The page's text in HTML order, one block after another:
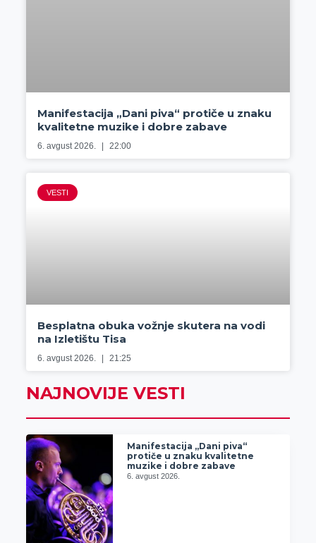
Manifestacija „Dani piva“ protiče u znaku
kvalitetne muzike i dobre zabave
6. avgust 2026. 22:00
VESTI
Besplatna obuka vožnje skutera na vodi
na Izletištu Tisa
6. avgust 2026. 21:25
NAJNOVIJE VESTI
Manifestacija „Dani piva“
protiče u znaku kvalitetne
muzike i dobre zabave
6. avgust 2026.